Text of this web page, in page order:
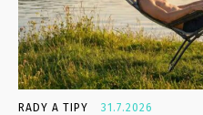
RADY A TIPY 31.7.2026